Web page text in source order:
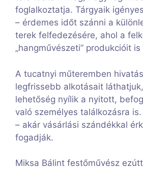
foglalkoztatja. Tárgyaik
– érdemes időt szánni a
terek felfedezésére, ahol a
„hangművészeti” produkcióit
A tucatnyi műteremben
legfrissebb alkotásait
lehetőség nyílik a nyitott,
való személyes találkozásra
– akár vásárlási szándékkal
fogadják.
Miksa Bálint festőművész